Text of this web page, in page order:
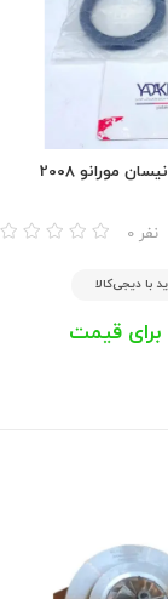
مورانو 2008
0 نفر
با دیجی‌کالا
قیمت